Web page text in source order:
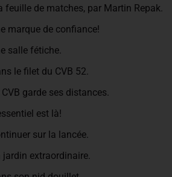
de matches, par Martin Repak.
marque de confiance!
salle fétiche.
le filet du CVB 52.
garde ses distances.
est là!
sur la lancée.
extraordinaire.